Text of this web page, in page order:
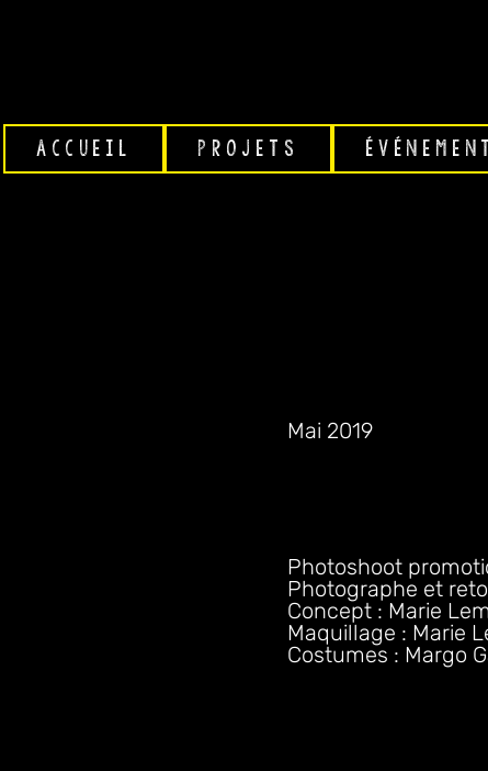
ACCUEIL PROJETS
Mai 2019
Photoshoot
Photographe et
Concept : Marie
Maquillage : Marie
Costumes : Margo